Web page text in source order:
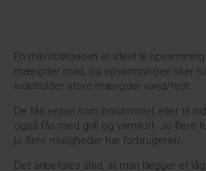
En mikrobølgeovn er ideel til
mængder mad, og opvarmningen sker
indeholder store mængder vand/fedt.
De fås enten som bordmodel, eller til
også fås med grill og varmluft. Jo flere
jo flere muligheder har forbrugeren.
Det anbefales altid, at man lægger et